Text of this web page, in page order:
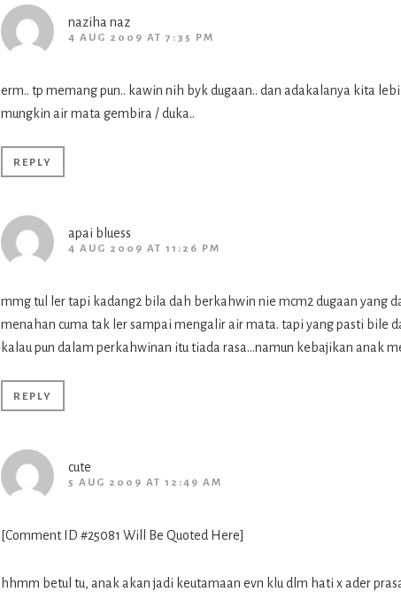
naziha naz
4 AUG 2009 AT 7:35 PM
erm.. tp memang pun.. kawin nih byk dugaan.. dan adakalanya kita
mungkin air mata gembira / duka..
REPLY
apai bluess
4 AUG 2009 AT 11:26 PM
mmg tul ler tapi kadang2 bila dah berkahwin nie mcm2 dugaan yang
menahan cuma tak ler sampai mengalir air mata. tapi yang pasti bile
kalau pun dalam perkahwinan itu tiada rasa…namun kebajikan anak
REPLY
cute
5 AUG 2009 AT 12:49 AM
[Comment ID #25081 Will Be Quoted Here]
hhmm betul tu, anak akan jadi keutamaan evn klu dlm hati x ader